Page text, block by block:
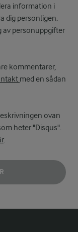
information i
dig personligen.
av personuppgifter
kommentarer,
med en sådan
ovan
heter "Disqus".
.